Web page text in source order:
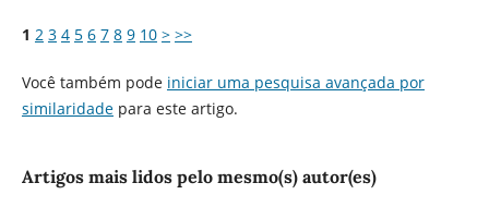
1 2 3 4 5 6 7 8 9 10 > >>
Você também pode iniciar uma pesquisa avançada por
similaridadepara este artigo.
Artigos mais lidos pelo mesmo(s) autor(es)